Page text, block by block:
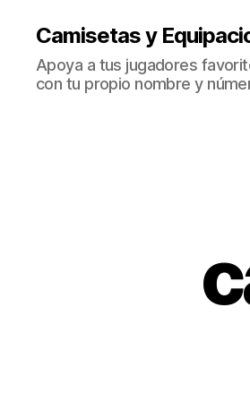
Camisetas y
Apoya a tus jugadores
con tu propio nombre y